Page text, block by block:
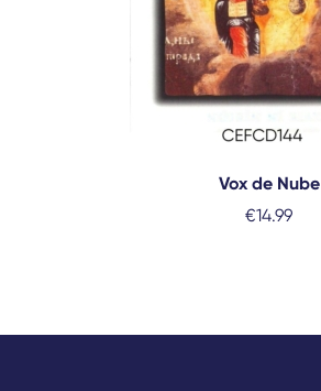
Vox de Nube
€14.99